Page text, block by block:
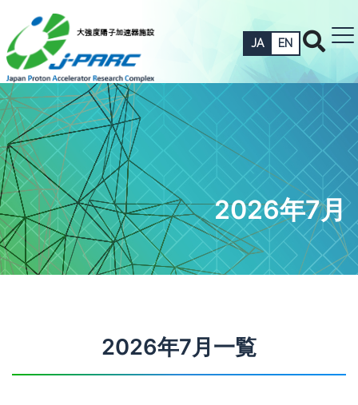
JA EN
2026年7月
2026年7月一覧